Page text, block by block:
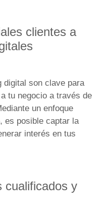
clientes a
digital son clave para
tu negocio a través de
un enfoque
es posible captar la
interés en tus
cualificados y